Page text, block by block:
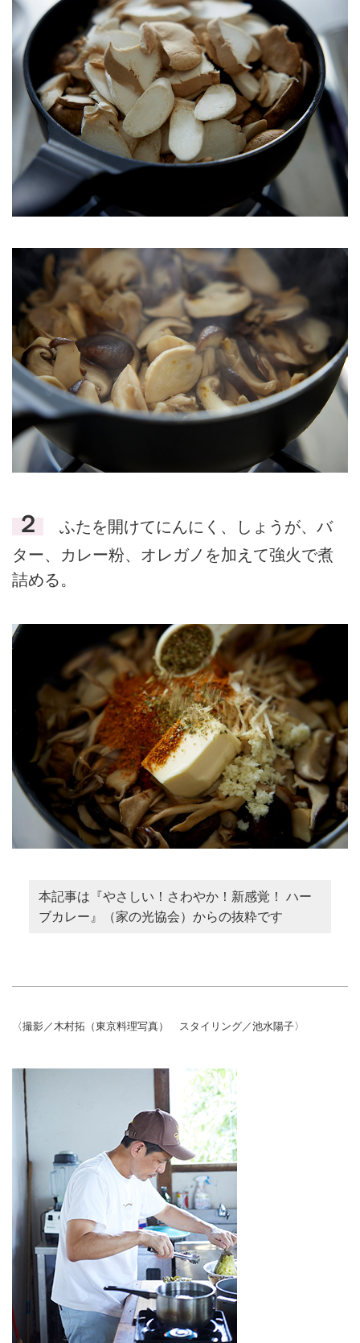
２
ふたを開けてにんにく、しょうが、バ
ター、カレー粉、オレガノを加えて強火で煮
詰める。
本記事は『やさしい！さわやか！新感覚！ ハー
ブカレー』（家の光協会）からの抜粋です
〈撮影／木村拓（東京料理写真） スタイリング／池水陽子〉